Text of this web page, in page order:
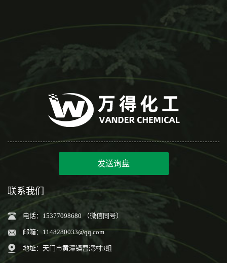
发送询盘
联系我们
电话：15377098680 （微信同号）
邮箱： 1148280033@qq.com
地址：天门市黄潭镇曹湾村3组